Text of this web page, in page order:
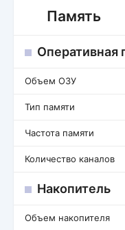
Память
Оперативная
Объем ОЗУ
Тип памяти
Частота памяти
Количество каналов
Накопитель
Объем накопителя